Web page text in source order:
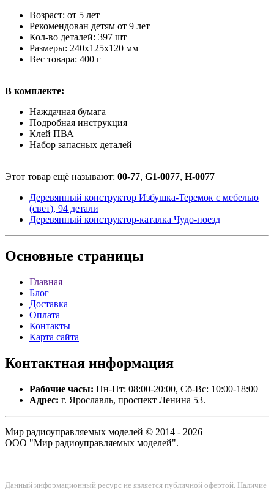
Возраст: от 5 лет
Рекомендован детям от 9 лет
Кол-во деталей: 397 шт
Размеры: 240х125х120 мм
Вес товара: 400 г
В комплекте:
Наждачная бумага
Подробная инструкция
Клей ПВА
Набор запасных деталей
Этот товар ещё называют: 00-77, G1-0077, H-0077
Деревянный конструктор Избушка-Теремок с мебелью
(свет), 94 детали
Деревянный конструктор-каталка Чудо-поезд
Основные страницы
Главная
Блог
Доставка
Оплата
Контакты
Карта сайта
Контактная информация
Рабочие часы: Пн-Пт: 08:00-20:00, Сб-Вс: 10:00-18:00
Адрес: г. Ярославль, проспект Ленина 53.
Мир радиоуправляемых моделей © 2014 - 2026
ООО "Мир радиоуправляемых моделей".
Данный информационный ресурс не является публичной офертой. Наличие